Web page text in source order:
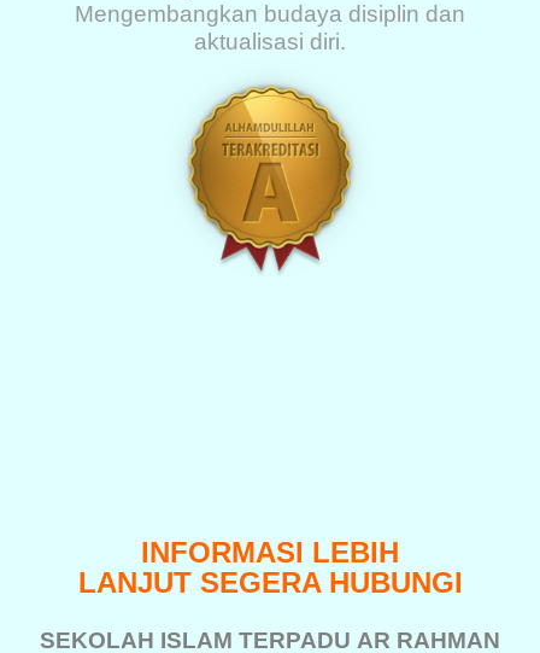
Mengembangkan budaya disiplin dan
aktualisasi diri.
INFORMASI LEBIH
LANJUT SEGERA HUBUNGI
SEKOLAH ISLAM TERPADU AR RAHMAN